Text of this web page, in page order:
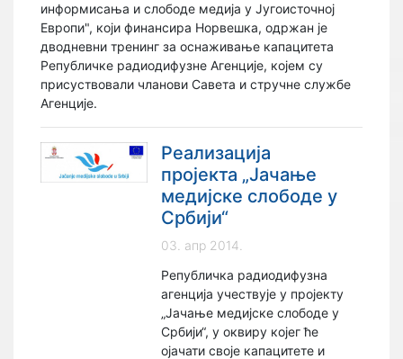
информисања и слободе медија у Југоисточној
Европи", који финансира Норвешка, одржан је
дводневни тренинг за оснаживање капацитета
Републичке радиодифузне Агенције, којем су
присуствовали чланови Савета и стручне службе
Агенције.
Реализација
пројекта „Јачање
медијске слободе у
Србији“
03. апр 2014.
Републичка радиодифузна
агенција учествује у пројекту
„Јачање медијске слободе у
Србији“, у оквиру којег ће
ојачати своје капацитете и